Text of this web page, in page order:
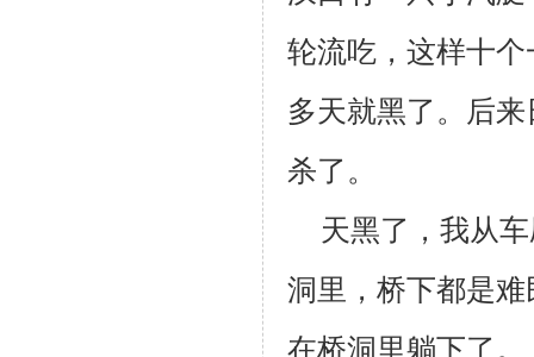
轮流吃，这样十
多天就黑了。后
杀了。
天黑了，我从
洞里，桥下都是
在桥洞里躺下了。